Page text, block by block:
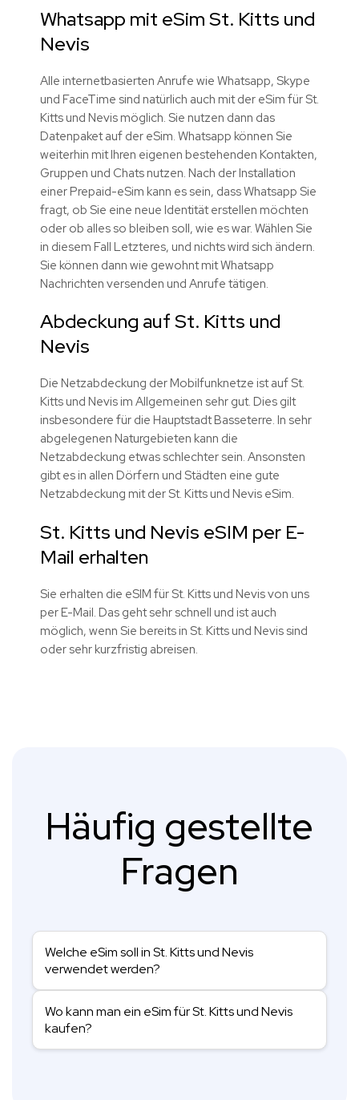
Whatsapp mit eSim St. Kitts und
Nevis
Alle internetbasierten Anrufe wie Whatsapp, Skype
und FaceTime sind natürlich auch mit der eSim für St.
Kitts und Nevis möglich. Sie nutzen dann das
Datenpaket auf der eSim. Whatsapp können Sie
weiterhin mit Ihren eigenen bestehenden Kontakten,
Gruppen und Chats nutzen. Nach der Installation
einer Prepaid-eSim kann es sein, dass Whatsapp Sie
fragt, ob Sie eine neue Identität erstellen möchten
oder ob alles so bleiben soll, wie es war. Wählen Sie
in diesem Fall Letzteres, und nichts wird sich ändern.
Sie können dann wie gewohnt mit Whatsapp
Nachrichten versenden und Anrufe tätigen.
Abdeckung auf St. Kitts und
Nevis
Die Netzabdeckung der Mobilfunknetze ist auf St.
Kitts und Nevis im Allgemeinen sehr gut. Dies gilt
insbesondere für die Hauptstadt Basseterre. In sehr
abgelegenen Naturgebieten kann die
Netzabdeckung etwas schlechter sein. Ansonsten
gibt es in allen Dörfern und Städten eine gute
Netzabdeckung mit der St. Kitts und Nevis eSim.
St. Kitts und Nevis eSIM per E-
Mail erhalten
Sie erhalten die eSIM für St. Kitts und Nevis von uns
per E-Mail. Das geht sehr schnell und ist auch
möglich, wenn Sie bereits in St. Kitts und Nevis sind
oder sehr kurzfristig abreisen.
Häufig gestellte
Fragen
Welche eSim soll in St. Kitts und Nevis
verwendet werden?
Wo kann man ein eSim für St. Kitts und Nevis
kaufen?